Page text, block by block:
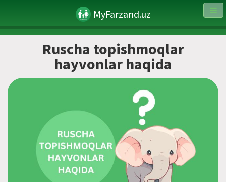
MyFarzand.uz
Ruscha topishmoqlar
hayvonlar haqida